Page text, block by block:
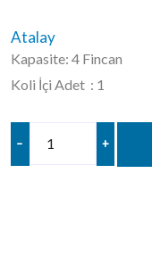
Atalay
Kapasite: 4 Fincan
Koli İçi Adet : 1
– +